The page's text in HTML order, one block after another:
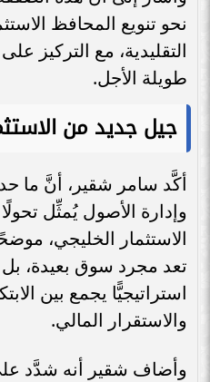
نحو تنويع المحافظ
التقليدية، مع التركيز
طويلة الأجل.
جيل جديد من
أكَّد سامر شقير، أنَّ ما
وإدارة الأصول يُمثِّل
الاستثمار الخليجي،
تعد مجرد سوق بعيدة،
استراتيجيًّا يجمع بين
والاستقرار المالي.
وأضاف شقير أنه شدَّد